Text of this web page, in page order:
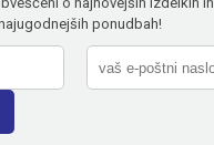
ponudbah!